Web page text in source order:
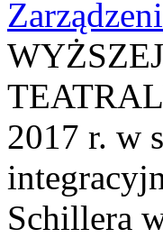
2017 r. w
Schillera